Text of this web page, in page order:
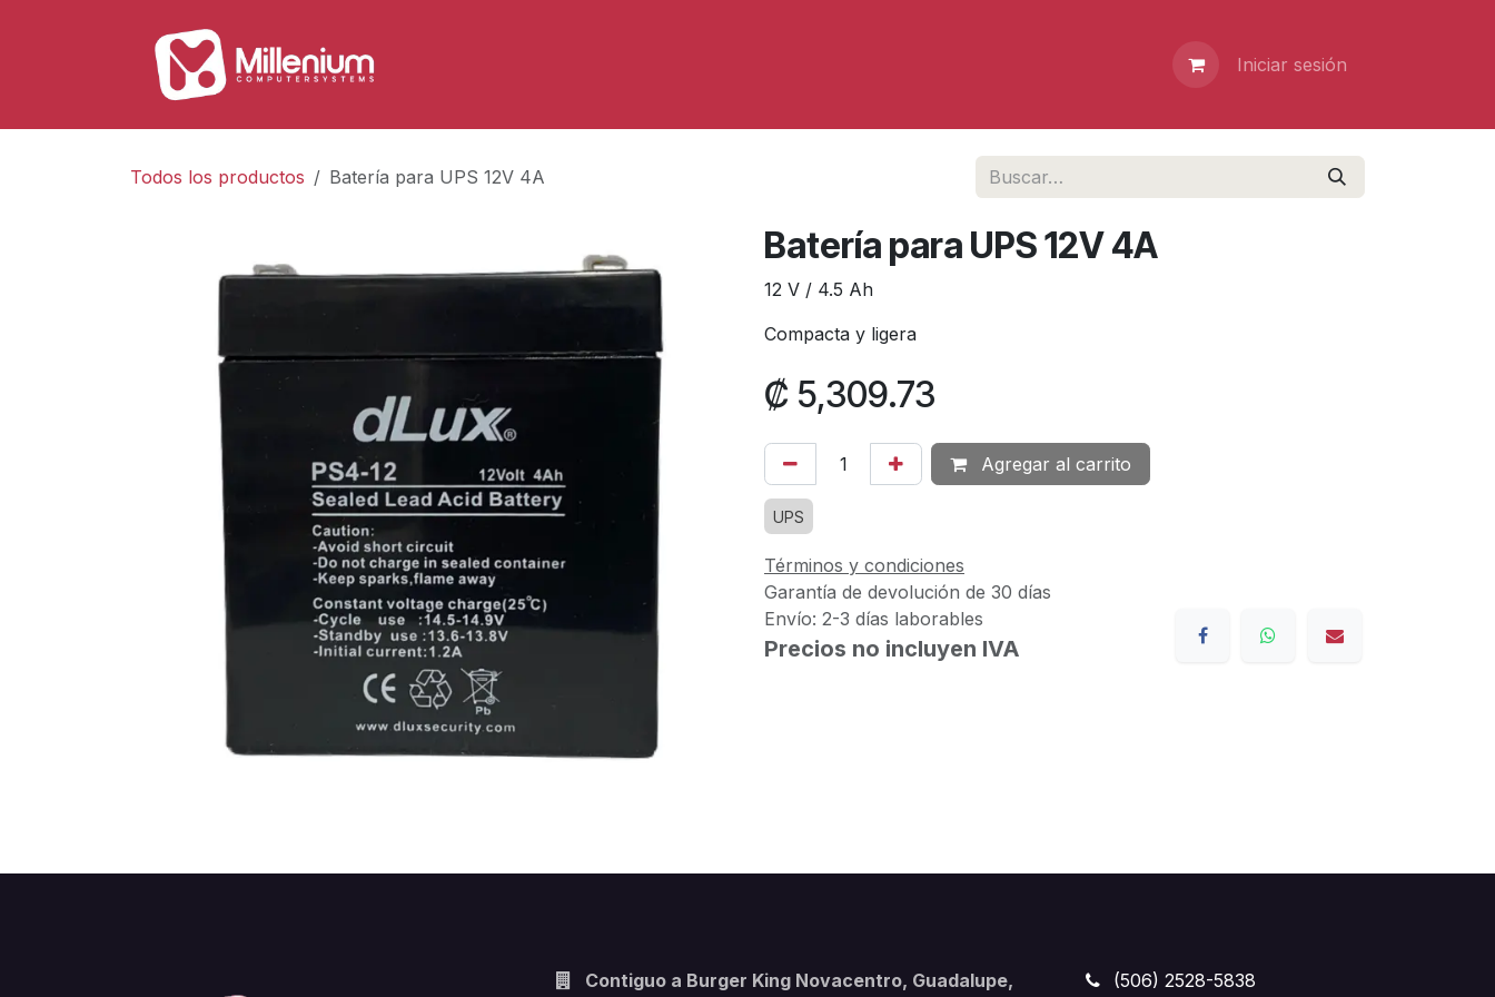
Iniciar sesión
Todos los productos Batería para UPS 12V 4A
Batería para UPS 12V 4A
12 V / 4.5 Ah
Compacta y ligera
₡ 5,309.73
Agregar al carrito
UPS
Términos y condiciones
Garantía de devolución de 30 días
Envío: 2-3 días laborables
Precios no incluyen IVA
Contiguo a Burger King Novacentro, Guadalupe,
(506) 2528-5838